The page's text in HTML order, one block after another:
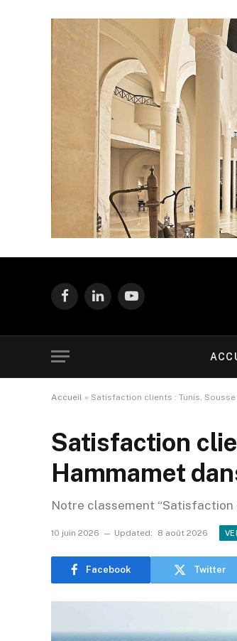
FacebookLinkedInYouTube
Accueil » Satisfaction clients : Tunis,
Satisfaction
Hammamet
Notre classement “Satisfaction
10 juin 2026 Updated: 8 août 2026
Facebook Twitter